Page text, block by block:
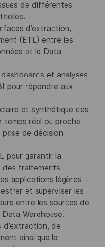
de différentes
d’extraction,
(ETL) entre les
et le Data
et analyses
pour répondre aux
et synthétique des
temps réel ou proche
de décision
pour garantir la
traitements.
applications légères
et superviser les
entre les sources de
Warehouse.
d’extraction, de
ainsi que la